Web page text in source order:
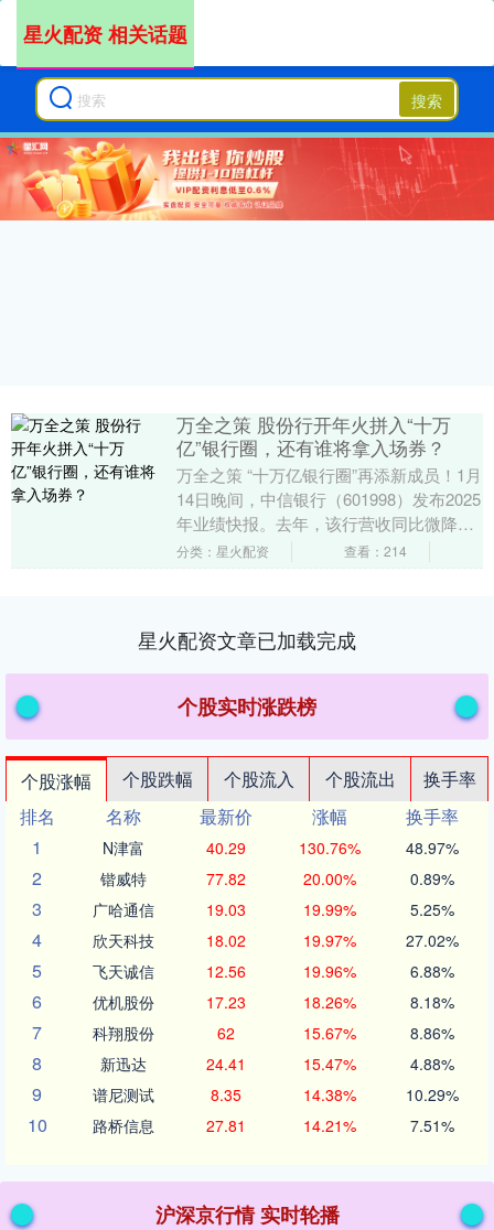
搜索
星火配资 相关话题
万全之策 股份行开年火拼入“十万
亿”银行圈，还有谁将拿入场券？
万全之策 “十万亿银行圈”再添新成员！1月
14日晚间，中信银行（601998）发布2025
年业绩快报。去年，该行营收同比微降
0.55%至2124.75亿元，归母....
分类：星火配资 查看：214
星火配资文章已加载完成
个股实时涨跌榜
个股涨幅 个股跌幅 个股流入 个股流出
换手率
排名
名称 最新价 涨幅
换手率
1
N津富 40.29 130.76% 48.97%
2 锴威特 77.82 20.00% 0.89%
3 广哈通信 19.03 19.99% 5.25%
4 欣天科技 18.02 19.97% 27.02%
5 飞天诚信 12.56 19.96% 6.88%
6 优机股份 17.23 18.26% 8.18%
7 科翔股份 62 15.67% 8.86%
8 新迅达 24.41 15.47% 4.88%
9 谱尼测试 8.35 14.38% 10.29%
10 路桥信息 27.81 14.21% 7.51%
沪深京行情 实时轮播